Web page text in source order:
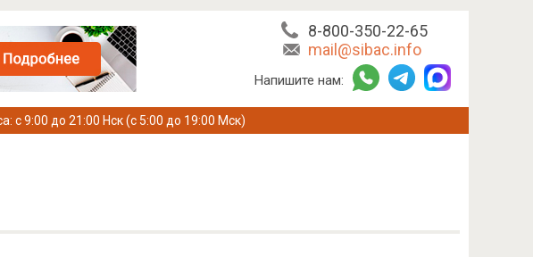
8-800-350-22-65
mail@sibac.info
Напишите нам:
с 9:00 до 21:00 Нск (с 5:00 до 19:00 Мск)